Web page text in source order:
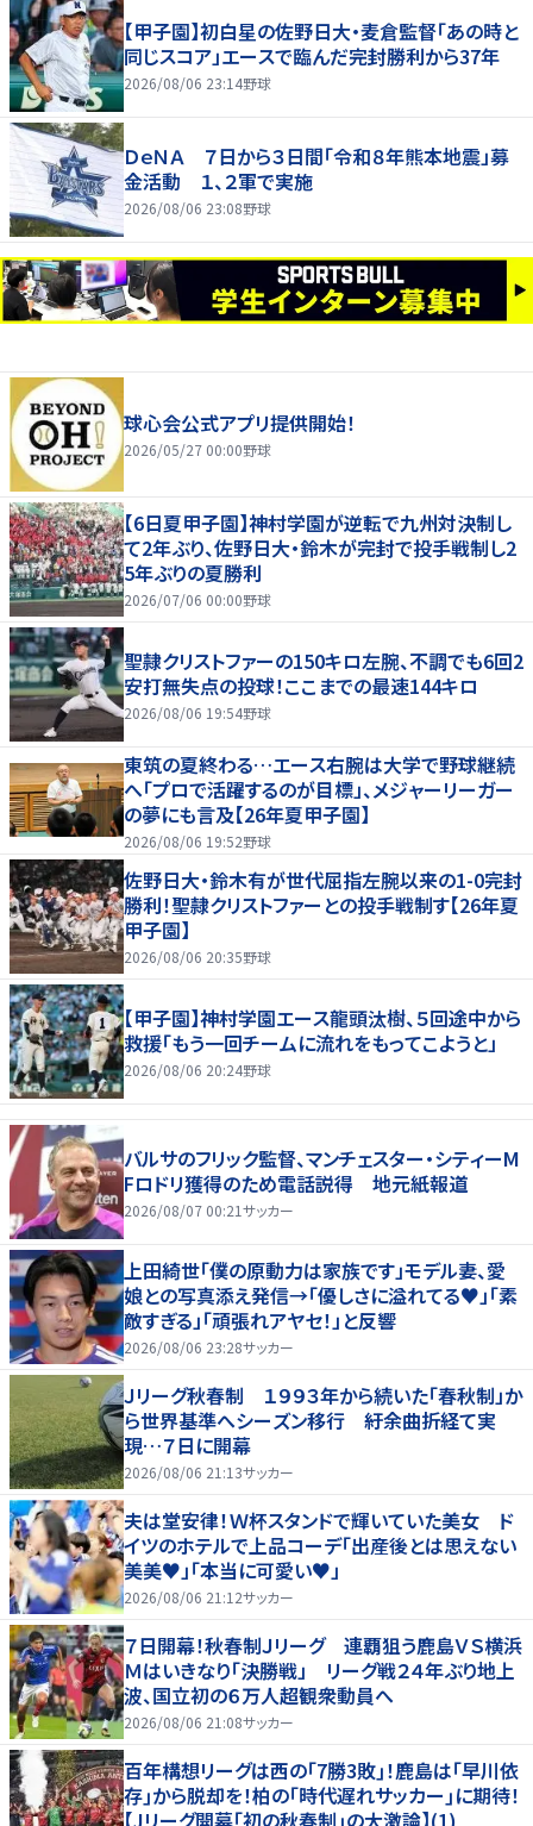
【甲子園】初白星の佐野日大・麦倉監督「あの時と
同じスコア」エースで臨んだ完封勝利から37年
2026/08/06 23:14野球
ＤｅＮＡ ７日から３日間「令和８年熊本地震」募
金活動 １、２軍で実施
2026/08/06 23:08野球
球心会公式アプリ提供開始！
2026/05/27 00:00野球
【6日夏甲子園】神村学園が逆転で九州対決制し
て2年ぶり、佐野日大・鈴木が完封で投手戦制し2
5年ぶりの夏勝利
2026/07/06 00:00野球
聖隷クリストファーの150キロ左腕、不調でも6回2
安打無失点の投球！ここまでの最速144キロ
2026/08/06 19:54野球
東筑の夏終わる…エース右腕は大学で野球継続
へ「プロで活躍するのが目標」、メジャーリーガー
の夢にも言及【26年夏甲子園】
2026/08/06 19:52野球
佐野日大・鈴木有が世代屈指左腕以来の1-0完封
勝利！聖隷クリストファーとの投手戦制す【26年夏
甲子園】
2026/08/06 20:35野球
【甲子園】神村学園エース龍頭汰樹、５回途中から
救援「もう一回チームに流れをもってこようと」
2026/08/06 20:24野球
バルサのフリック監督、マンチェスター・シティーM
Fロドリ獲得のため電話説得 地元紙報道
2026/08/07 00:21サッカー
上田綺世「僕の原動力は家族です」モデル妻、愛
娘との写真添え発信→「優しさに溢れてる♥」「素
敵すぎる」「頑張れアヤセ！」と反響
2026/08/06 23:28サッカー
Ｊリーグ秋春制 １９９３年から続いた「春秋制」か
ら世界基準へシーズン移行 紆余曲折経て実
現…７日に開幕
2026/08/06 21:13サッカー
夫は堂安律！Ｗ杯スタンドで輝いていた美女 ド
イツのホテルで上品コーデ「出産後とは思えない
美美♥」「本当に可愛い♥」
2026/08/06 21:12サッカー
７日開幕！秋春制Ｊリーグ 連覇狙う鹿島ＶＳ横浜
Ｍはいきなり「決勝戦」 リーグ戦２４年ぶり地上
波、国立初の６万人超観衆動員へ
2026/08/06 21:08サッカー
百年構想リーグは西の｢7勝3敗｣！鹿島は｢早川依
存｣から脱却を！柏の｢時代遅れサッカー｣に期待！
【Jリーグ開幕｢初の秋春制｣の大激論】(1)